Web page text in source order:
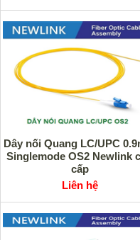
Dây nối Quang LC/UPC
Singlemode OS2 Newlink
cấp
Liên hệ